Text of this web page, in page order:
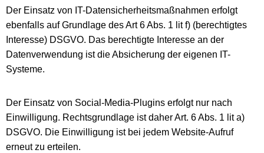
Der Einsatz von IT-Datensicherheitsmaßnahmen erfolgt
ebenfalls auf Grundlage des Art 6 Abs. 1 lit f) (berechtigtes
Interesse) DSGVO. Das berechtigte Interesse an der
Datenverwendung ist die Absicherung der eigenen IT-
Systeme.
Der Einsatz von Social-Media-Plugins erfolgt nur nach
Einwilligung. Rechtsgrundlage ist daher Art. 6 Abs. 1 lit a)
DSGVO. Die Einwilligung ist bei jedem Website-Aufruf
erneut zu erteilen.